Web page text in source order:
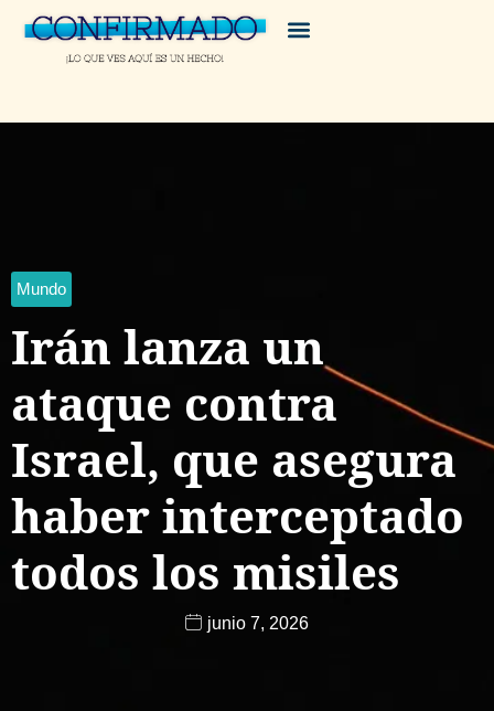
Mundo
Irán lanza un
ataque contra
Israel, que asegura
haber interceptado
todos los misiles
junio 7, 2026